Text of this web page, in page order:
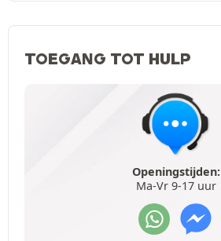
TOEGANG TOT HULP
Openingstijden:
Ma-Vr 9-17 uur